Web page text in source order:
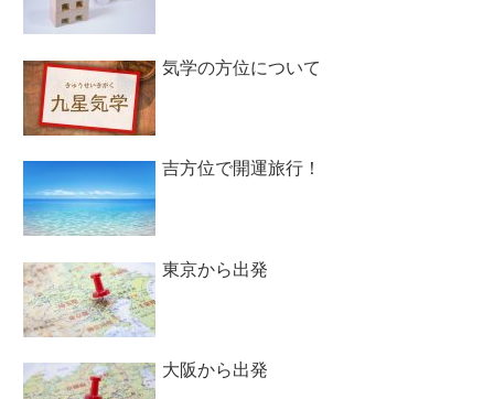
気学の方位について
吉方位で開運旅行！
東京から出発
大阪から出発